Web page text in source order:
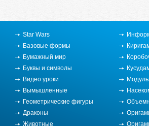
Star Wars
Базовые формы
Бумажный мир
Буквы и символы
Видео уроки
Вымышленные
Геометрические фигуры
Драконы
Животные